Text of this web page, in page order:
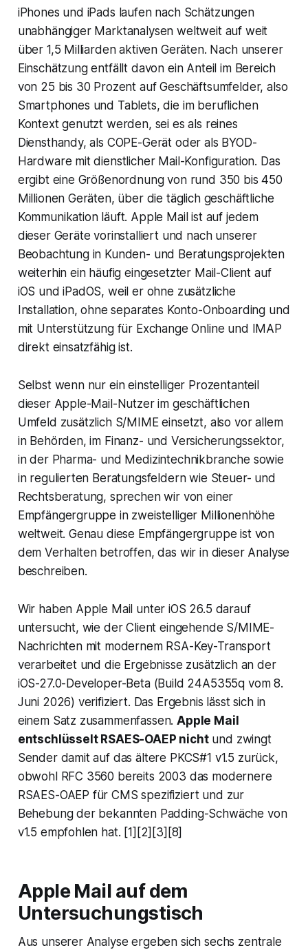
iPhones und iPads laufen nach Schätzungen
unabhängiger Marktanalysen weltweit auf weit
über 1,5 Milliarden aktiven Geräten. Nach unserer
Einschätzung entfällt davon ein Anteil im Bereich
von 25 bis 30 Prozent auf Geschäftsumfelder, also
Smartphones und Tablets, die im beruflichen
Kontext genutzt werden, sei es als reines
Diensthandy, als COPE-Gerät oder als BYOD-
Hardware mit dienstlicher Mail-Konfiguration. Das
ergibt eine Größenordnung von rund 350 bis 450
Millionen Geräten, über die täglich geschäftliche
Kommunikation läuft. Apple Mail ist auf jedem
dieser Geräte vorinstalliert und nach unserer
Beobachtung in Kunden- und Beratungsprojekten
weiterhin ein häufig eingesetzter Mail-Client auf
iOS und iPadOS, weil er ohne zusätzliche
Installation, ohne separates Konto-Onboarding und
mit Unterstützung für Exchange Online und IMAP
direkt einsatzfähig ist.
Selbst wenn nur ein einstelliger Prozentanteil
dieser Apple-Mail-Nutzer im geschäftlichen
Umfeld zusätzlich S/MIME einsetzt, also vor allem
in Behörden, im Finanz- und Versicherungssektor,
in der Pharma- und Medizintechnikbranche sowie
in regulierten Beratungsfeldern wie Steuer- und
Rechtsberatung, sprechen wir von einer
Empfängergruppe in zweistelliger Millionenhöhe
weltweit. Genau diese Empfängergruppe ist von
dem Verhalten betroffen, das wir in dieser Analyse
beschreiben.
Wir haben Apple Mail unter iOS 26.5 darauf
untersucht, wie der Client eingehende S/MIME-
Nachrichten mit modernem RSA-Key-Transport
verarbeitet und die Ergebnisse zusätzlich an der
iOS-27.0-Developer-Beta (Build 24A5355q vom 8.
Juni 2026) verifiziert. Das Ergebnis lässt sich in
einem Satz zusammenfassen.Apple Mail
entschlüsselt RSAES-OAEP nichtund zwingt
Sender damit auf das ältere PKCS#1 v1.5 zurück,
obwohl RFC 3560 bereits 2003 das modernere
RSAES-OAEP für CMS spezifiziert und zur
Behebung der bekannten Padding-Schwäche von
v1.5 empfohlen hat. [1][2][3][8]
Apple Mail auf dem
Untersuchungstisch
Aus unserer Analyse ergeben sich sechs zentrale